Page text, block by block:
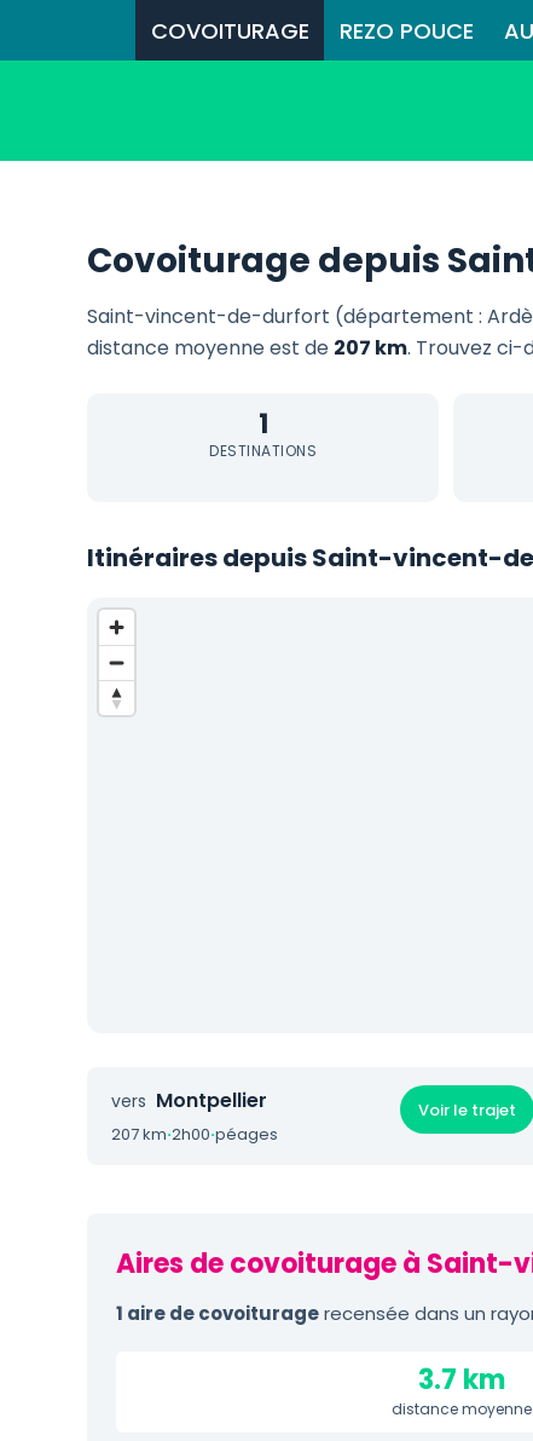
COVOITURAGE REZO POUCE
Covoiturage depuis
Saint-vincent-de-durfort (département :
distance moyenne est de 207 km. Trouvez ci-
1
DESTINATIONS
Itinéraires depuis Saint-vincent-
vers Montpellier
207 km·2h00·péages
Voir le trajet
Aires de covoiturage à
1 aire de covoituragerecensée dans un
3.7 km
distance moyenne